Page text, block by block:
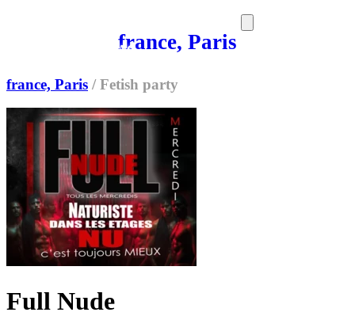
france, Paris
MAG
france, Paris / Fetish party
Full Nude